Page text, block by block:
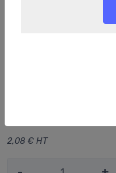
2,08 € HT